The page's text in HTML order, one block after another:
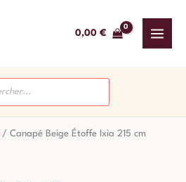
0,00 €
/ Canapé Beige Étoffe Ixia 215 cm